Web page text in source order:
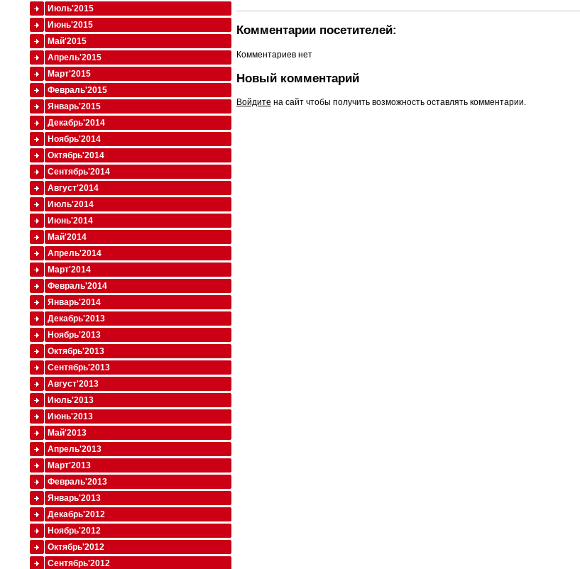
Комментарии посетителей:
Комментариев нет
Новый комментарий
Войдите на сайт чтобы получить возможность оставлять комментарии.
Июль'2015
Июнь'2015
Май'2015
Апрель'2015
Март'2015
Февраль'2015
Январь'2015
Декабрь'2014
Ноябрь'2014
Октябрь'2014
Сентябрь'2014
Август'2014
Июль'2014
Июнь'2014
Май'2014
Апрель'2014
Март'2014
Февраль'2014
Январь'2014
Декабрь'2013
Ноябрь'2013
Октябрь'2013
Сентябрь'2013
Август'2013
Июль'2013
Июнь'2013
Май'2013
Апрель'2013
Март'2013
Февраль'2013
Январь'2013
Декабрь'2012
Ноябрь'2012
Октябрь'2012
Сентябрь'2012